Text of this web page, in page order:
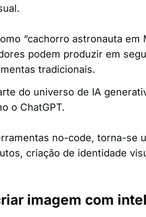
“cachorro astronauta em
podem produzir em
tradicionais.
do universo de IA
o ChatGPT.
no-code, torna-se
criação de identidade
imagem com